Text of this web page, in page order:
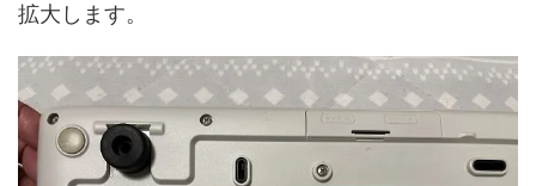
拡大します。